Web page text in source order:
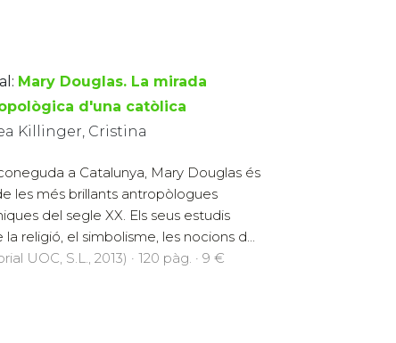
Mary Douglas. La mirada
d'una catòlica
Killinger, Cristina
a Catalunya, Mary Douglas és
les més brillants antropòlogues
del segle XX. Els seus estudis
la religió, el simbolisme, les nocions d...
UOC, S.L., 2013) · 120 pàg. · 9 €